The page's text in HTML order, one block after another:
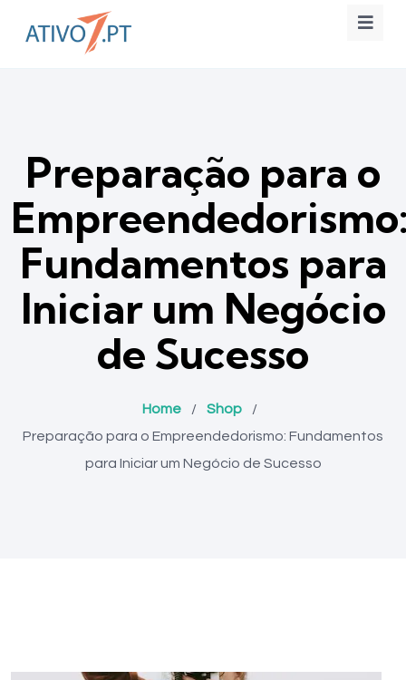
Preparação para o
Fundamentos para
Iniciar um Negócio
de Sucesso
Home / Shop
/
Preparação para o Empreendedorismo: Fundamentos
para Iniciar um Negócio de Sucesso